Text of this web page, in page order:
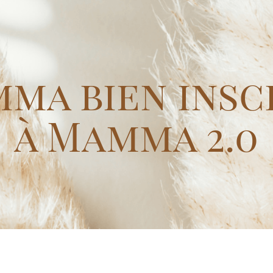
bien
à Mamma 2.0